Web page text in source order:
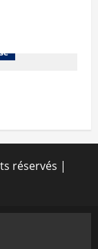
réservés |